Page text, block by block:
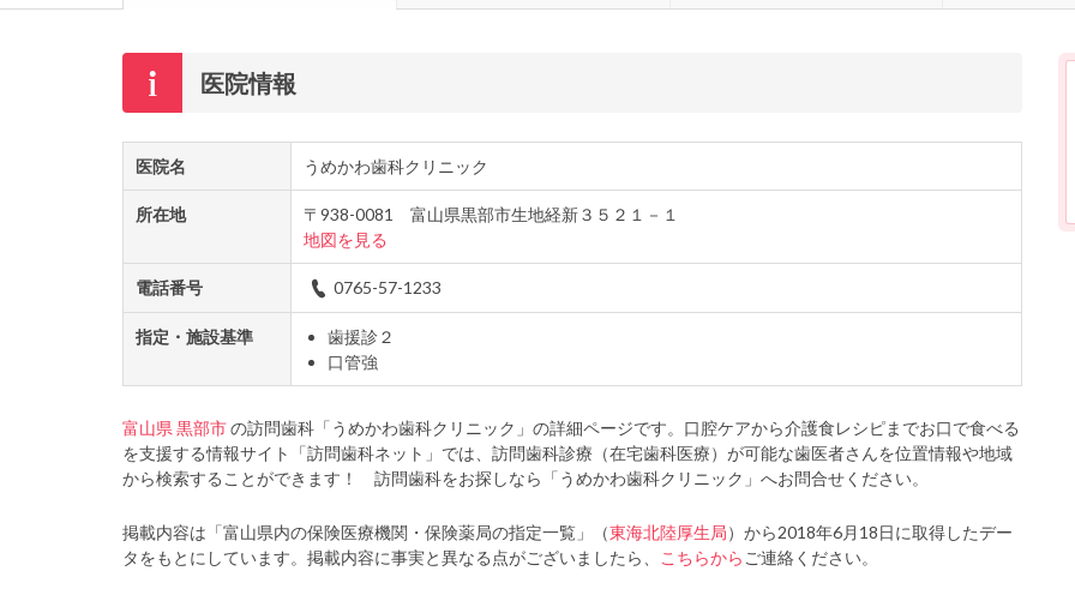
医院情報
医院名 うめかわ歯科クリニック
所在地
〒938-0081 富山県黒部市生地経新３５２１－１
地図を見る
電話番号 0765-57-1233
指定・施設基準
歯援診２
口管強
富山県 黒部市の訪問歯科「うめかわ歯科クリニック」の詳細ページです。口腔ケアから介護食レシピまでお口で食べる
を支援する情報サイト「訪問歯科ネット」では、訪問歯科診療（在宅歯科医療）が可能な歯医者さんを位置情報や地域
から検索することができます！ 訪問歯科をお探しなら「うめかわ歯科クリニック」へお問合せください。
掲載内容は「富山県内の保険医療機関・保険薬局の指定一覧」（東海北陸厚生局）から2018年6月18日に取得したデー
タをもとにしています。掲載内容に事実と異なる点がございましたら、
こちらから ご連絡ください。